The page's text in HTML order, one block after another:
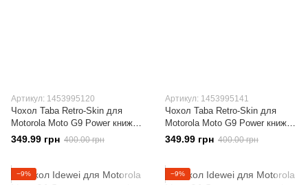
Артикул: 1453995120
Чохол Taba Retro-Skin для
Motorola Moto G9 Power книжка
шкіра PU з візитницею рожевий
349.99 грн 400.00 грн
Артикул: 1453995141
Чохол Taba Retro-Skin для
Motorola Moto G9 Power книжка
шкіра PU з візитницею сірий
349.99 грн 400.00 грн
−9% −9%